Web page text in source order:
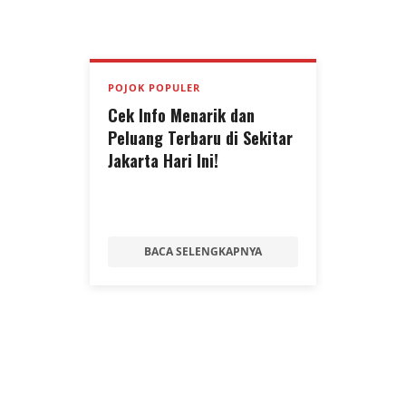
POJOK POPULER
Cek Info Menarik dan
Peluang Terbaru di Sekitar
Jakarta Hari Ini!
BACA SELENGKAPNYA